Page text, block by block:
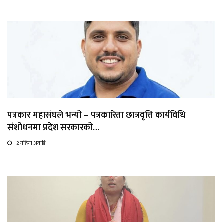
पत्रकार महासंघले भन्यो – पत्रकारिता छात्रवृत्ति कार्यविधि
संशोधनमा प्रदेश सरकारको…
2 महिना अगाडि